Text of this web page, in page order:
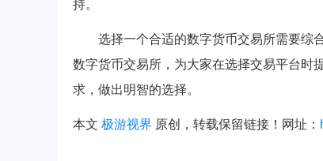
持。
选择一个合适的数字货币交易所需要综
数字货币交易所，为大家在选择交易平台时
求，做出明智的选择。
本文 极游视界 原创，转载保留链接！网址：